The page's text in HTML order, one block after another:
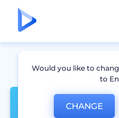
Would you like to
to
CHANGE